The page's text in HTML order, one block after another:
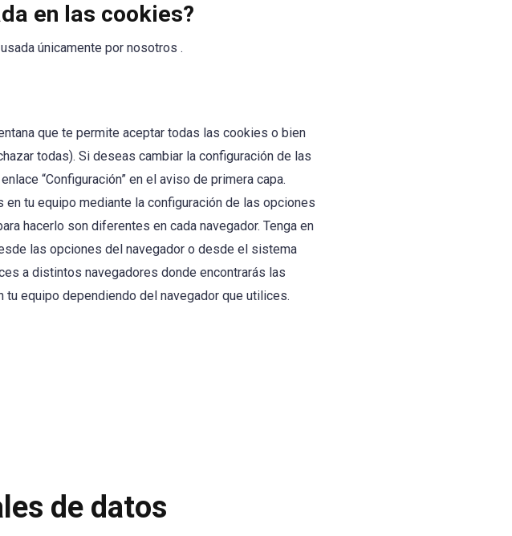
en las cookies?
únicamente por nosotros .
que te permite aceptar todas las cookies o bien
todas). Si deseas cambiar la configuración de las
“Configuración” en el aviso de primera capa.
tu equipo mediante la configuración de las opciones
hacerlo son diferentes en cada navegador. Tenga en
las opciones del navegador o desde el sistema
a distintos navegadores donde encontrarás las
equipo dependiendo del navegador que utilices.
de datos